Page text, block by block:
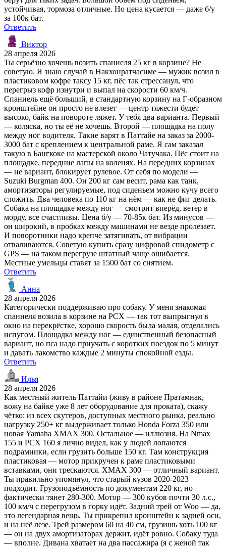
устойчивая, тормоза отличные. Но цена кусается — даже б/у
за 100к бат.
Ответить
Виктор
28 апреля 2026
Ты серьёзно хочешь возить спаниеля 25 кг в корзине? Не
советую. Я знаю случай в Накхонратчасиме — мужик возил в
пластиковом кофре таксу 15 кг, пёс так стрессанул, что
перегрыз кофр изнутри и выпал на скорости 60 км/ч.
Спаниель ещё больший, в стандартную корзину на Г-образном
кронштейне он просто не влезет — центр тяжести будет
высоко, байк на повороте ляжет. У тебя два варианта. Первый
— коляска, но ты её не хочешь. Второй — площадка на полу
между ног водителя. Такие варят в Паттайе на заказ за 2000-
3000 бат с креплением к центральной раме. Я сам заказал
такую в Бангкоке на мастерской около Чатучака. Пёс стоит на
площадке, передние лапы на коленях. На передних корзинах
— не вариант, блокирует рулевое. От себя по модели —
Suzuki Burgman 400. Он 200 кг сам весит, рама как танк,
амортизаторы регулируемые, под сиденьем можно кучу всего
сложить. Два человека по 110 кг на нём — как не фиг делать.
Собака на площадке между ног — смотрит вперёд, ветер в
морду, все счастливы. Цена б/у — 70-85к бат. Из минусов —
он широкий, в пробках между машинами не везде пролезает.
И поворотники надо крепче затягивать, от вибрации
отваливаются. Советую купить сразу цифровой спидометр с
GPS — на таком перегрузе штатный чаще ошибается.
Местные умельцы ставят за 1500 бат со снятием.
Ответить
Анна
28 апреля 2026
Категорически поддерживаю про собаку. У меня знакомая
спаниеля возила в корзине на PCX — так тот выпрыгнул в
окно на перекрёстке, хорошо скорость была малая, отделались
испугом. Площадка между ног — единственный безопасный
вариант, но пса надо приучать с коротких поездок по 5 минут
и давать лакомство каждые 2 минуты спокойной езды.
Ответить
Илья
28 апреля 2026
Как местный житель Паттайи (живу в районе Пратамнак,
вожу на байке уже 8 лет оборудование для проката), скажу
чётко: из всех скутеров, доступных местного рынка, реально
нагрузку 250+ кг выдерживает только Honda Forza 350 или
новая Yamaha XMAX 300. Остальное — иллюзия. На Nmax
155 и PCX 160 я лично видел, как у людей лопаются
подрамники, если грузить больше 150 кг. Там конструкция
пластиковая — мотор прикручен к раме пластиковыми
вставками, они трескаются. XMAX 300 — отличный вариант.
Ты правильно упомянул, что старый кузов 2020-2023
подходит. Грузоподъёмность по документам 220 кг, но
фактически тянет 280-300. Мотор — 300 кубов почти 30 л.с.,
100 км/ч с перегрузом в горку идёт. Задний трей от Woo — да,
это легендарная вещь. Ты прикрепил кронштейн к задней оси,
и на неё лезе. Трей размером 60 на 40 см, грузишь хоть 100 кг
— он на двух амортизаторах держит, идёт ровно. Собаку туда
— вполне. Дивана хватает на два пассажира (я с женой так